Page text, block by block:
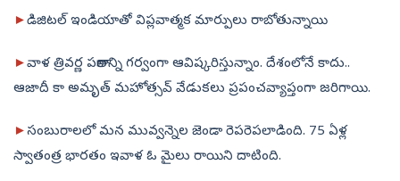
►డిజిటల్‌ ఇండియాతో విప్లవాత్మక మార్పులు రాబోతున్నాయి
►వాళ త్రివర్ణ పతాకాన్ని గర్వంగా ఆవిష్కరిస్తున్నాం. దేశంలోనే కాదు..
ఆజాదీ కా అమృత్‌ మహోత్సవ్‌ వేడుకలు ప్రపంచవ్యాప్తంగా జరిగాయి.
►సంబురాలలో మన మువ్వన్నెల జెండా రెపరెపలాడింది. 75 ఏళ్ల
స్వాతంత్ర భారతం ఇవాళ ఓ మైలు రాయిని దాటింది.